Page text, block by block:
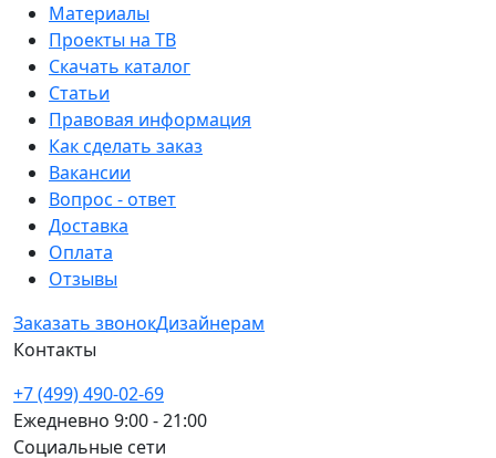
Материалы
Проекты на ТВ
Скачать каталог
Статьи
Правовая информация
Как сделать заказ
Вакансии
Вопрос - ответ
Доставка
Оплата
Отзывы
Заказать звонокДизайнерам
Контакты
+7 (499) 490-02-69
Ежедневно 9:00 - 21:00
Социальные сети